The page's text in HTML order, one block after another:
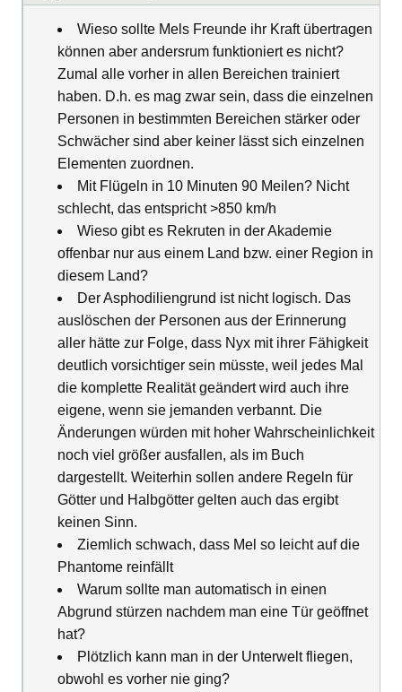
Wieso sollte Mels Freunde ihr Kraft übertragen
können aber andersrum funktioniert es nicht?
Zumal alle vorher in allen Bereichen trainiert
haben. D.h. es mag zwar sein, dass die einzelnen
Personen in bestimmten Bereichen stärker oder
Schwächer sind aber keiner lässt sich einzelnen
Elementen zuordnen.
Mit Flügeln in 10 Minuten 90 Meilen? Nicht
schlecht, das entspricht >850 km/h
Wieso gibt es Rekruten in der Akademie
offenbar nur aus einem Land bzw. einer Region in
diesem Land?
Der Asphodiliengrund ist nicht logisch. Das
auslöschen der Personen aus der Erinnerung
aller hätte zur Folge, dass Nyx mit ihrer Fähigkeit
deutlich vorsichtiger sein müsste, weil jedes Mal
die komplette Realität geändert wird auch ihre
eigene, wenn sie jemanden verbannt. Die
Änderungen würden mit hoher Wahrscheinlichkeit
noch viel größer ausfallen, als im Buch
dargestellt. Weiterhin sollen andere Regeln für
Götter und Halbgötter gelten auch das ergibt
keinen Sinn.
Ziemlich schwach, dass Mel so leicht auf die
Phantome reinfällt
Warum sollte man automatisch in einen
Abgrund stürzen nachdem man eine Tür geöffnet
hat?
Plötzlich kann man in der Unterwelt fliegen,
obwohl es vorher nie ging?